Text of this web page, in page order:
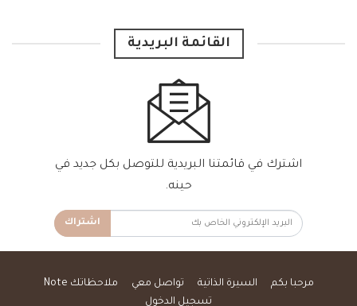
القائمة البريدية
اشترك في قائمتنا البريدية للتوصل بكل جديد في
حينه.
اشتراك
مرحبا بكم السيرة الذاتية تواصل معي
ملاحظاتك Note
تسجيل الدخول